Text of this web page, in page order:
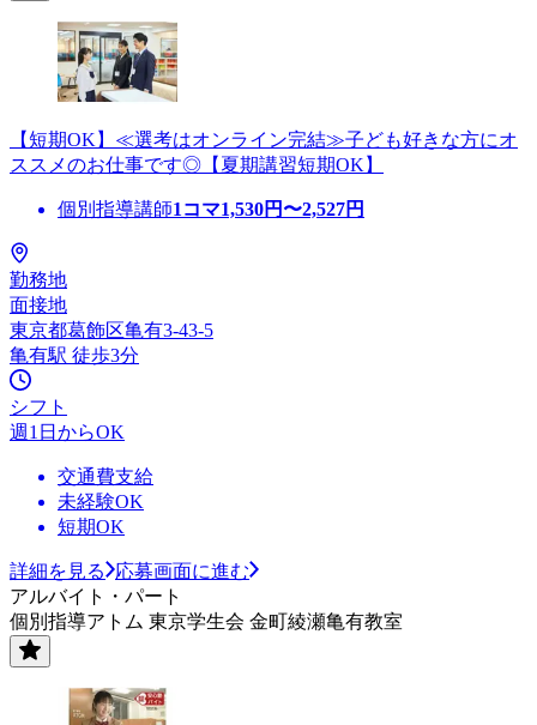
【短期OK】≪選考はオンライン完結≫子ども好きな方にオ
ススメのお仕事です◎【夏期講習短期OK】
個別指導講師1コマ1,530円〜2,527円
勤務地
面接地
東京都葛飾区亀有3-43-5
亀有駅 徒歩3分
シフト
週1日からOK
交通費支給
未経験OK
短期OK
詳細を見る
応募画面に進む
アルバイト・パート
個別指導アトム 東京学生会 金町綾瀬亀有教室